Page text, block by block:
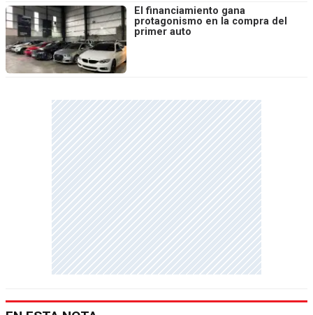
El financiamiento gana
protagonismo en la compra del
primer auto